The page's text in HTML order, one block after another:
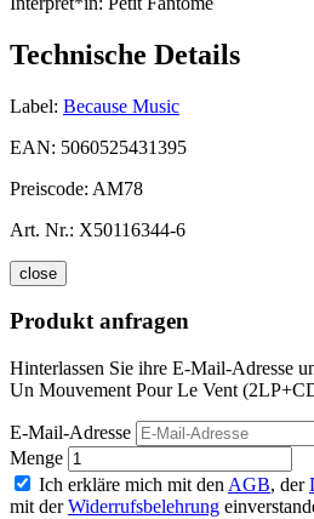
Technische Details
Label: Because Music
EAN: 5060525431395
Preiscode: AM78
Art. Nr.: X50116344-6
close
Produkt anfragen
Hinterlassen Sie ihre E-Mail-Adresse
Un Mouvement Pour Le Vent
E-Mail-Adresse
Menge
Ich erkläre mich mit den AGB, der
mit derWiderrufsbelehrung